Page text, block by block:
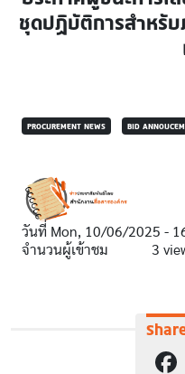
ชุดปฏิบัติการสำหรับ
PROCUREMENT NEWS BID
วันที่ Mon, 10/06/2025 -
จำนวนผู้เข้าชม
3